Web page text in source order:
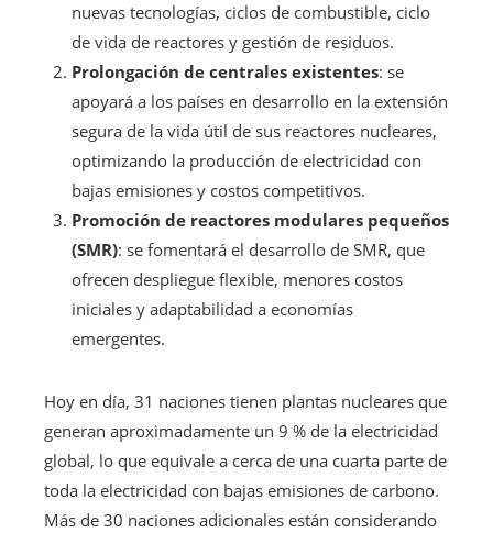
nuevas tecnologías, ciclos de combustible, ciclo
de vida de reactores y gestión de residuos.
Prolongación de centrales existentes: se
apoyará a los países en desarrollo en la extensión
segura de la vida útil de sus reactores nucleares,
optimizando la producción de electricidad con
bajas emisiones y costos competitivos.
Promoción de reactores modulares pequeños
(SMR): se fomentará el desarrollo de SMR, que
ofrecen despliegue flexible, menores costos
iniciales y adaptabilidad a economías
emergentes.
Hoy en día, 31 naciones tienen plantas nucleares que
generan aproximadamente un 9 % de la electricidad
global, lo que equivale a cerca de una cuarta parte de
toda la electricidad con bajas emisiones de carbono.
Más de 30 naciones adicionales están considerando